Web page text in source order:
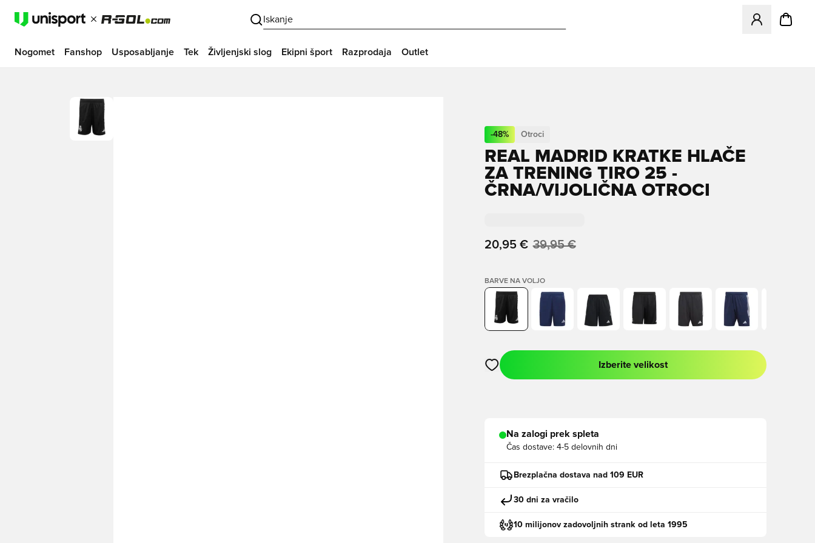
Iskanje
Odpre Modal
Nogomet Fanshop Usposabljanje Tek Življenjski slog Ekipni šport Razprodaja Outlet
-48% Otroci
REAL MADRID KRATKE HLAČE
ZA TRENING TIRO 25 -
ČRNA/VIJOLIČNA OTROCI
20,95 € 39,95 €
BARVE NA VOLJO
Odpre Modal za prijavo ali vpis kot član
Izberite velikost
Na zalogi prek spleta
Čas dostave: 4-5 delovnih dni
Brezplačna dostava nad 109 EUR
30 dni za vračilo
10 milijonov zadovoljnih strank od leta 1995